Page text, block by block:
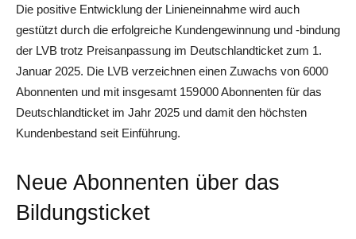
Die positive Entwicklung der Linieneinnahme wird auch
gestützt durch die erfolgreiche Kundengewinnung und -bindung
der LVB trotz Preisanpassung im Deutschlandticket zum 1.
Januar 2025. Die LVB verzeichnen einen Zuwachs von 6000
Abonnenten und mit insgesamt 159 000 Abonnenten für das
Deutschlandticket im Jahr 2025 und damit den höchsten
Kundenbestand seit Einführung.
Neue Abonnenten über das
Bildungsticket